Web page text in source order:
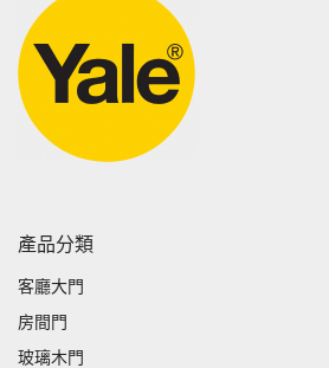
產品分類
客廳大門
房間門
玻璃木門